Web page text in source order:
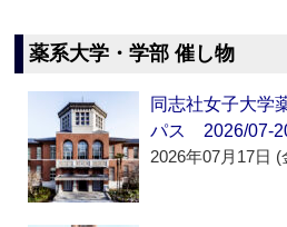
薬系大学・学部 催し物
同志社女子大学
パス 2026/07-
2026年07月17日 (